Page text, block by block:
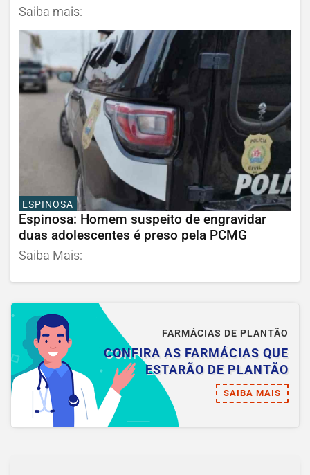
Saiba mais:
ESPINOSA
Espinosa: Homem suspeito de engravidar
duas adolescentes é preso pela PCMG
Saiba Mais:
FARMÁCIAS DE PLANTÃO
CONFIRA AS FARMÁCIAS QUE
ESTARÃO DE PLANTÃO
SAIBA MAIS